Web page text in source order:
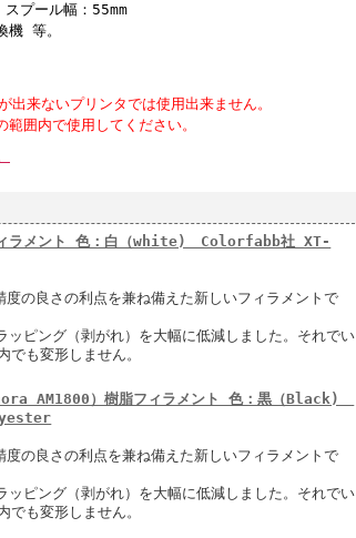
プール幅：55mm
機 等。
来ないプリンタでは使用出来ません。
囲内で使用してください。
ィラメント 色：白（white) Colorfabb社 XT-
度の良さの利点を兼ね備えた新しいフィラメントで
ッピング（剥がれ）を大幅に低減しました。それでい
でも変形しません。
AM1800）樹脂フィラメント 色：黒（Black)
度の良さの利点を兼ね備えた新しいフィラメントで
ッピング（剥がれ）を大幅に低減しました。それでい
でも変形しません。